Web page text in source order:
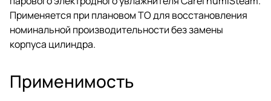
Применяется при плановом ТО для восстановления
номинальной производительности без замены
корпуса цилиндра.
Применимость